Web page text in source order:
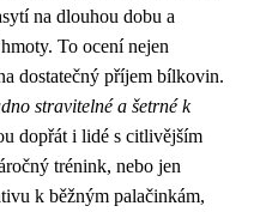
na dlouhou dobu a
To ocení nejen
dostatečný příjem bílkovin.
stravitelné a šetrné k
dopřát i lidé s citlivějším
trénink, nebo jen
k běžným palačinkám,